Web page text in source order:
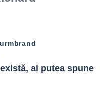
ai putea spune